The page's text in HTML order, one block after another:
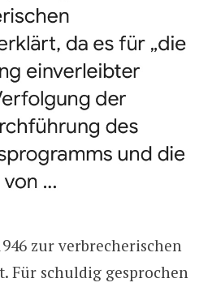
zur verbrecherischen
Für schuldig gesprochen